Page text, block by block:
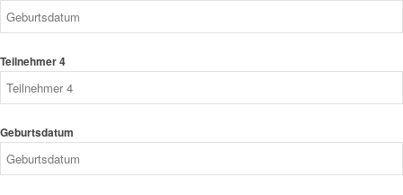
Teilnehmer 4
Geburtsdatum